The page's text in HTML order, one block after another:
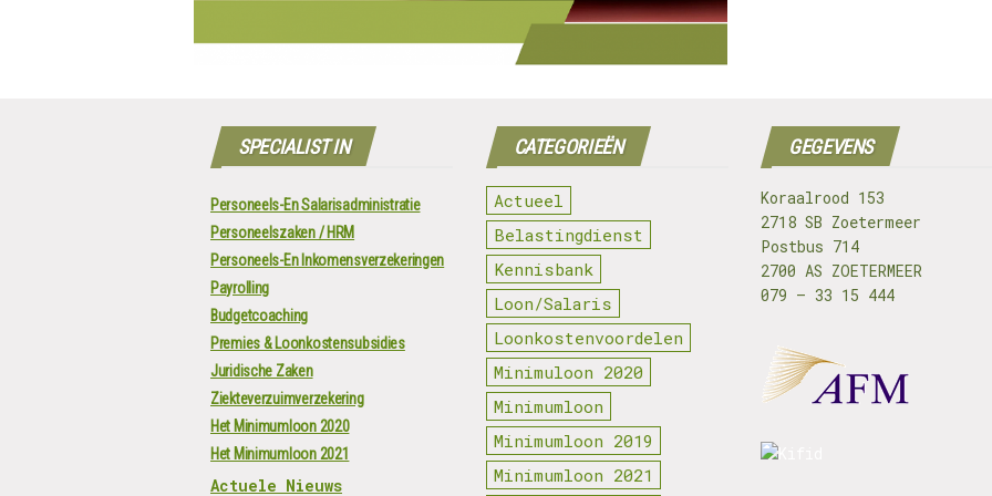
SPECIALIST IN
Personeels-En Salarisadministratie
Personeelszaken / HRM
Personeels-En Inkomensverzekeringen
Payrolling
Budgetcoaching
Premies & Loonkostensubsidies
Juridische Zaken
Ziekteverzuimverzekering
Het Minimumloon 2020
Het Minimumloon 2021
Actuele Nieuws
CATEGORIEËN
Actueel
Belastingdienst
Kennisbank
Loon/Salaris
Loonkostenvoordelen
Minimuloon 2020
Minimumloon
Minimumloon 2019
Minimumloon 2021
GEGEVENS
Koraalrood 153
2718 SB Zoetermeer
Postbus 714
2700 AS ZOETERMEER
079 – 33 15 444